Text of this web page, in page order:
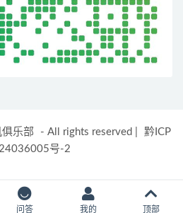
乐部 - All rights reserved
黔ICP
号-2
问答 我的 顶部